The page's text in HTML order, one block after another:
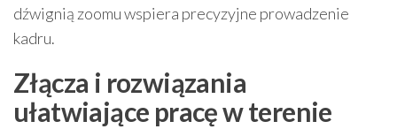
dźwignią zoomu wspiera precyzyjne prowadzenie
kadru.
Złącza i rozwiązania
ułatwiające pracę w terenie